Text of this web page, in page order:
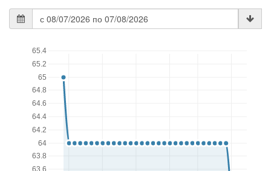
Дата
статистики
63.6
63.8
64
64.2
64.4
64.6
64.8
65
65.2
65.4